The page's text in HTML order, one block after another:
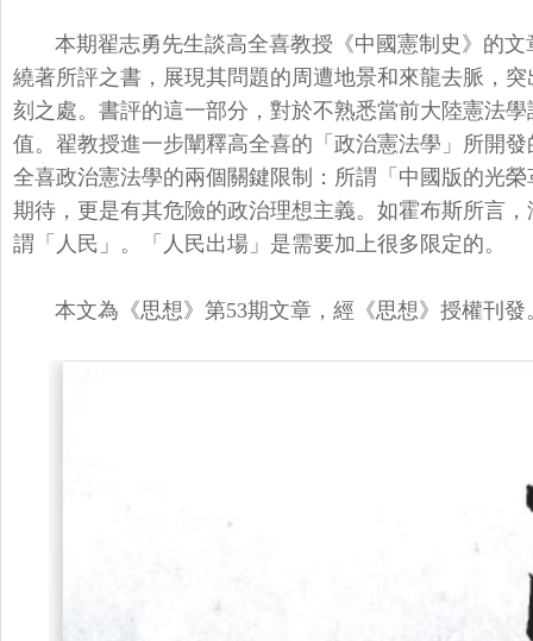
本期翟志勇先生談高全喜教授《中國憲制史》的文
繞著所評之書， 展現其問題的周遭地景和來龍去脈，
刻之處。書評的這一部分， 對於不熟悉當前大陸憲法
值。翟教授進一步闡釋高全喜的「政治憲法學」 所開
全喜政治憲法學的兩個關鍵限制：所謂「 中國版的光
期待， 更是有其危險的政治理想主義。如霍布斯所言
謂「人民」。「人民出場」 是需要加上很多限定的。
本文為《思想》第53期文章，經《思想》授權刊發